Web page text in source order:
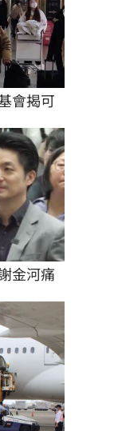
會揭可
金河痛